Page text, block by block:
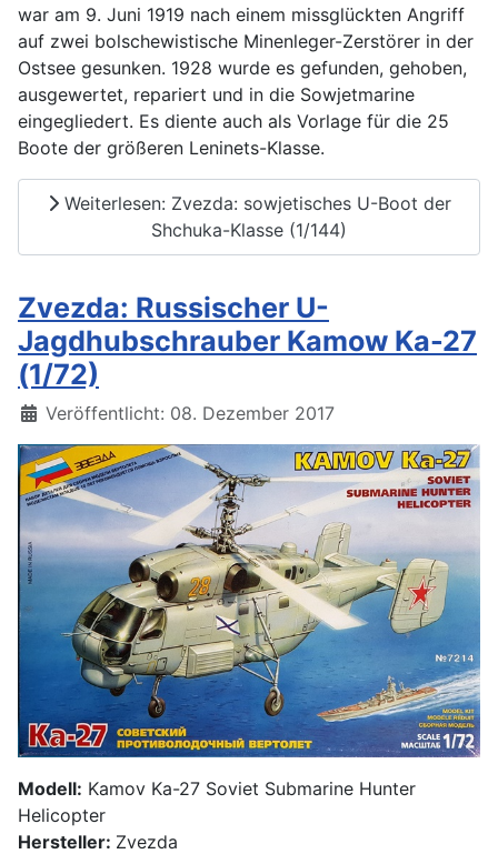
war am 9. Juni 1919 nach einem missglückten Angriff
auf zwei bolschewistische Minenleger-Zerstörer in der
Ostsee gesunken. 1928 wurde es gefunden, gehoben,
ausgewertet, repariert und in die Sowjetmarine
eingegliedert. Es diente auch als Vorlage für die 25
Boote der größeren Leninets-Klasse.
Weiterlesen: Zvezda: sowjetisches U-Boot der
Shchuka-Klasse (1/144)
Zvezda: Russischer U-
Jagdhubschrauber Kamow Ka-27
(1/72)
Details
Veröffentlicht: 08. Dezember 2017
Modell: Kamov Ka-27 Soviet Submarine Hunter
Helicopter
Hersteller: Zvezda